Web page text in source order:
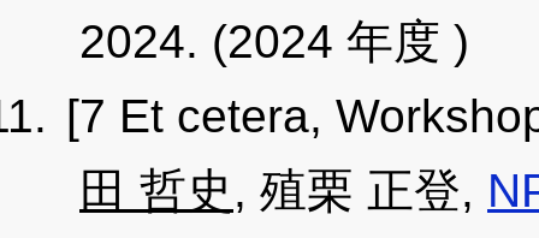
2024. (2024 年度 )
[7 Et cetera,
田 哲史 , 殖栗 正登,